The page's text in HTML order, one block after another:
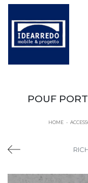
POUF
HOME -